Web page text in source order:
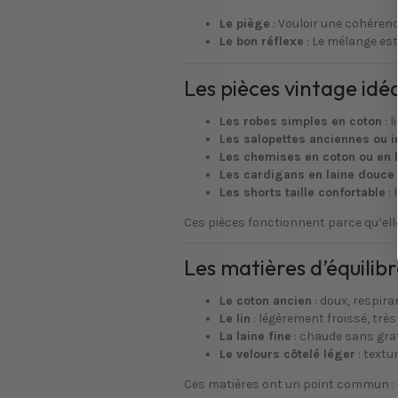
Le piège : Vouloir une
Le bon réflexe : Le mélange
Les pièces vintage
Les robes simples en coton :
Les salopettes anciennes ou
Les chemises en coton ou en
Les cardigans en laine douce
Les shorts taille confortable :
Ces pièces fonctionnent parce
Les matières
Le coton ancien : doux,
Le lin : légèrement froissé,
La laine fine : chaude sans
Le velours côtelé léger :
Ces matières ont un point commun